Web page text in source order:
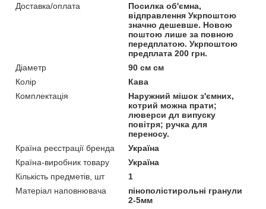
Доставка/оплата
Посилка об'ємна,
відправлення Укрпоштою
значно дешевше. Новою
поштою лише за повною
передплатою. Укрпоштою
предплата 200 грн.
Діаметр
90 см см
Колір
Кава
Комплектація
Наружний мішок з'ємних,
котрий можна прати;
люверси дл випуску
повітря; ручка для
переносу.
Країна реєстрації бренда
Україна
Країна-виробник товару
Україна
Кількість предметів, шт
1
Матеріал наповнювача
пінополістирольні гранули
2-5мм